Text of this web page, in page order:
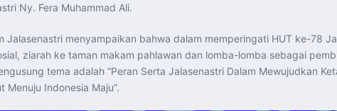
Ny. Fera Muhammad Ali.
Jalasenastri menyampaikan bahwa dalam memperingati HUT ke-78
ziarah ke taman makam pahlawan dan lomba-lomba sebagai
tema adalah “Peran Serta Jalasenastri Dalam Mewujudkan
Menuju Indonesia Maju”.